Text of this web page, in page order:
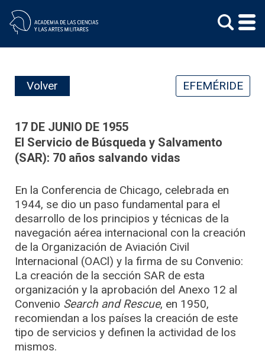
content
Volver EFEMÉRIDE
17 DE JUNIO DE 1955
El Servicio de Búsqueda y Salvamento
(SAR): 70 años salvando vidas
En la Conferencia de Chicago, celebrada en
1944, se dio un paso fundamental para el
desarrollo de los principios y técnicas de la
navegación aérea internacional con la creación
de la Organización de Aviación Civil
Internacional (OACl) y la firma de su Convenio:
La creación de la sección SAR de esta
organización y la aprobación del Anexo 12 al
Convenio Search and Rescue, en 1950,
recomiendan a los países la creación de este
tipo de servicios y definen la actividad de los
mismos.